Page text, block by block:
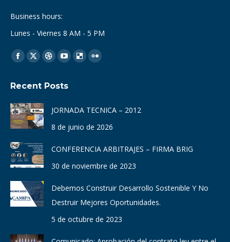
Business hours:
Lunes - Viernes 8 AM - 5 PM
Find us on:
Facebook
opens
in
new
window
X
opens
in
new
window
Dribbble
opens
new
window
YouTube
opens
new
window
Delicious
new
window
Flickr
new
window
Recent Posts
JORNADA TECNICA – 2012
8 de junio de 2026
CONFERENCIA ARBITRAJES – FIRMA BRIG
30 de noviembre de 2023
Debemos Construir Desarrollo Sostenible Y No
Destruir Mejores Oportunidades.
5 de octubre de 2023